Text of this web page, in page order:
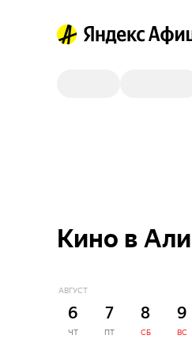
Кино в
АВГУСТ
6
ЧТ
7
ПТ
8
СБ
9
ВС